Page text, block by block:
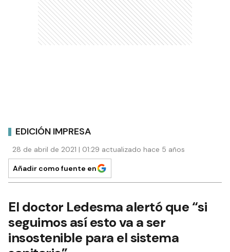
EDICIÓN IMPRESA
28 de abril de 2021 | 01:29 actualizado hace 5 años
Añadir como fuente en
El doctor Ledesma alertó que “si
seguimos así esto va a ser
insostenible para el sistema